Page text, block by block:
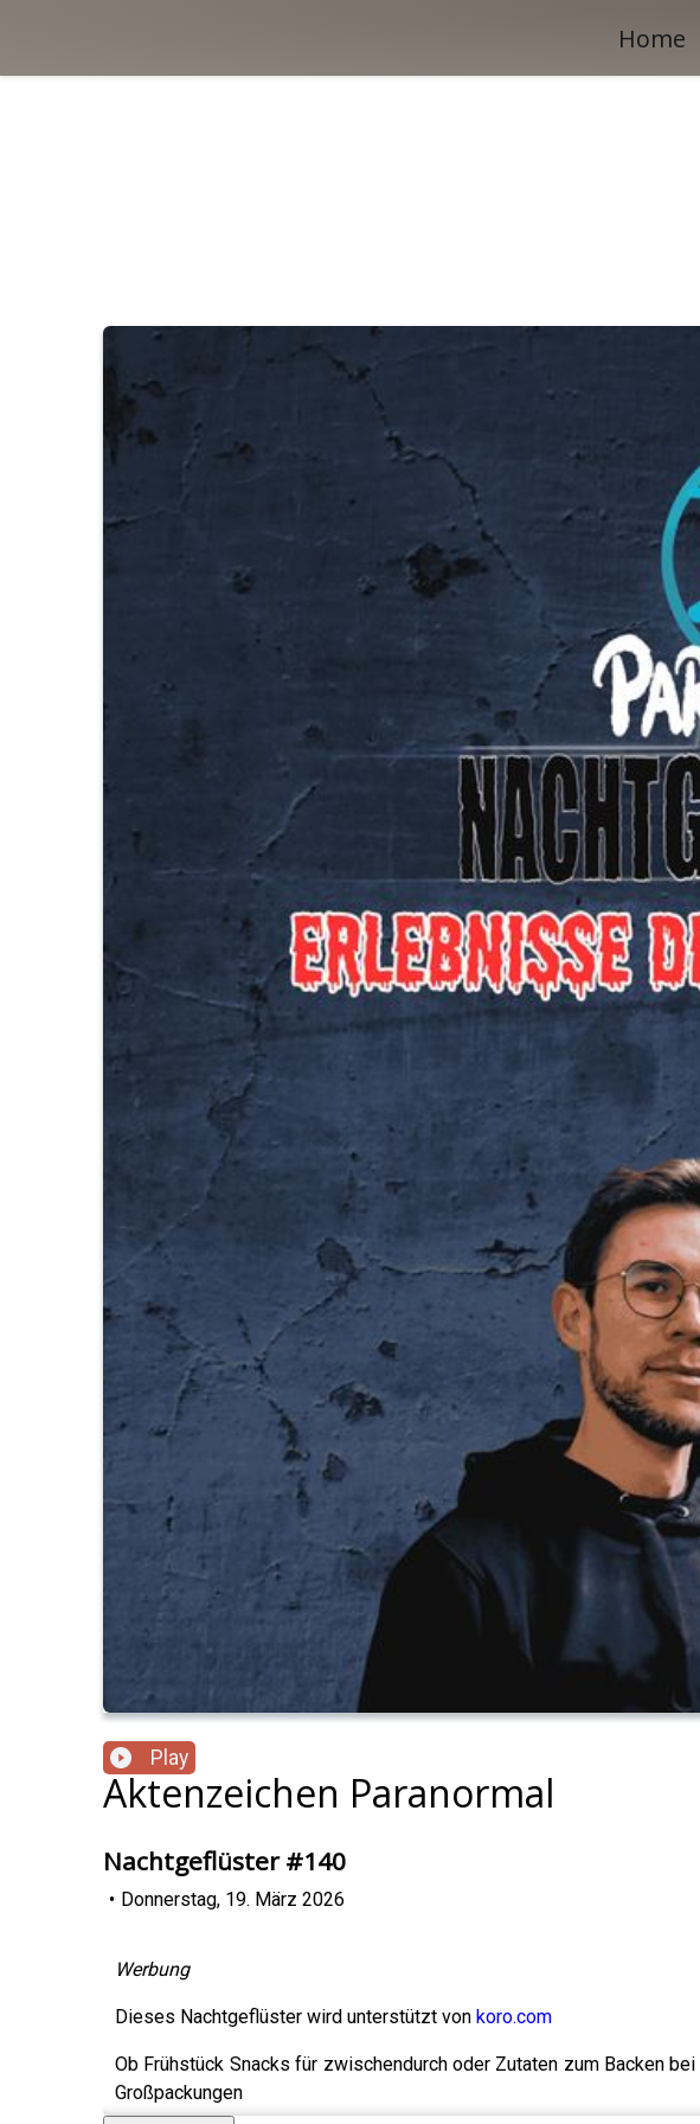
Home
Play
Aktenzeichen Paranormal
Nachtgeflüster #140
• Donnerstag, 19. März 2026
Werbung
Dieses Nachtgeflüster wird unterstützt von koro.com
Ob Frühstück Snacks für zwischendurch oder Zutaten zum Backen bei
Großpackungen